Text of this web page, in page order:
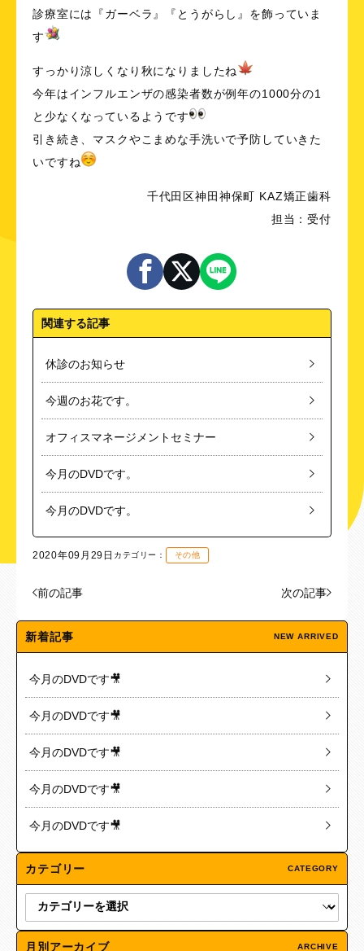
診療室には『ガーベラ』『とうがらし』を飾っていま
す
すっかり涼しくなり秋になりましたね
今年はインフルエンザの感染者数が例年の1000分の1
と少なくなっているようです
引き続き、マスクやこまめな手洗いで予防していきた
いですね
千代田区神田神保町 KAZ矯正歯科
担当：受付
関連する記事
休診のお知らせ
今週のお花です。
オフィスマネージメントセミナー
今月のDVDです。
今月のDVDです。
2020年09月29日 カテゴリー： その他
前の記事 次の記事
新着記事 NEW ARRIVED
今月のDVDです🎥
今月のDVDです🎥
今月のDVDです🎥
今月のDVDです🎥
今月のDVDです🎥
カテゴリー CATEGORY
月別アーカイブ ARCHIVE